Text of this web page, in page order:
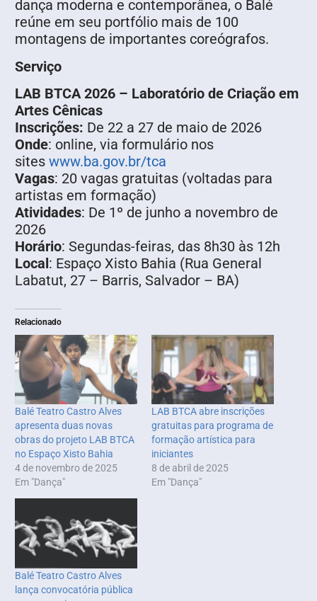
dança moderna e contemporânea, o Balé
reúne em seu portfólio mais de 100
montagens de importantes coreógrafos.
Serviço
LAB BTCA 2026 – Laboratório de Criação em
Artes Cênicas
Inscrições: De 22 a 27 de maio de 2026
Onde: online, via formulário nos
sites www.ba.gov.br/tca
Vagas: 20 vagas gratuitas (voltadas para
artistas em formação)
Atividades: De 1º de junho a novembro de
2026
Horário: Segundas-feiras, das 8h30 às 12h
Local: Espaço Xisto Bahia (Rua General
Labatut, 27 – Barris, Salvador – BA)
Relacionado
Balé Teatro Castro Alves
apresenta duas novas
obras do projeto LAB BTCA
no Espaço Xisto Bahia
4 de novembro de 2025
Em "Dança"
LAB BTCA abre inscrições
gratuitas para programa de
formação artística para
iniciantes
8 de abril de 2025
Em "Dança"
Balé Teatro Castro Alves
lança convocatória pública